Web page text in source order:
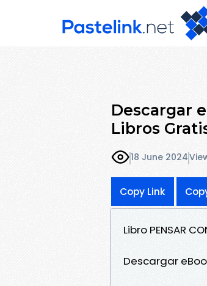
Descargar
Libros
18 June 2024
Copy Link
Libro PENSAR
Descargar